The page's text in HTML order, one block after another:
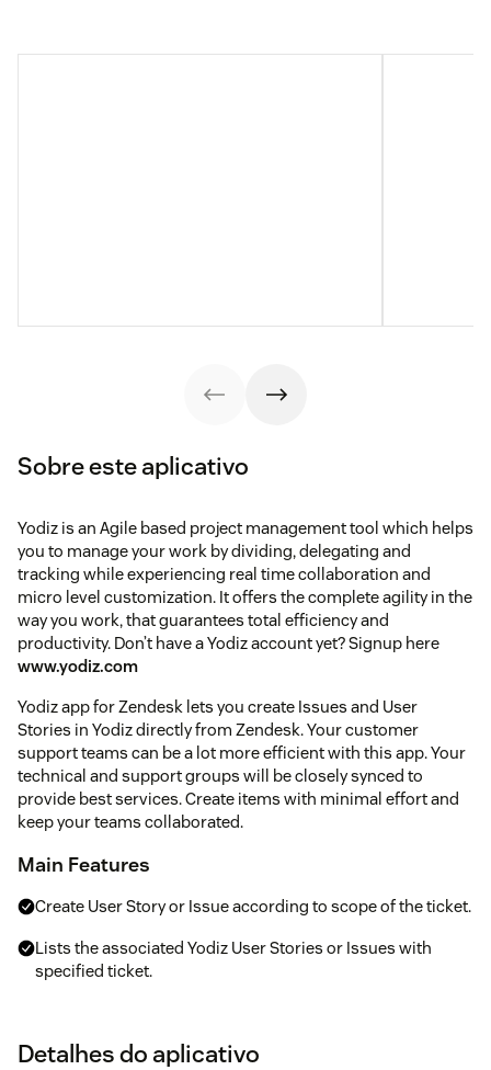
Sobre este aplicativo
Yodiz is an Agile based project management tool which helps
you to manage your work by dividing, delegating and
tracking while experiencing real time collaboration and
micro level customization. It offers the complete agility in the
way you work, that guarantees total efficiency and
productivity. Don’t have a Yodiz account yet? Signup here
www.yodiz.com
Yodiz app for Zendesk lets you create Issues and User
Stories in Yodiz directly from Zendesk. Your customer
support teams can be a lot more efficient with this app. Your
technical and support groups will be closely synced to
provide best services. Create items with minimal effort and
keep your teams collaborated.
Main Features
Create User Story or Issue according to scope of the ticket.
Lists the associated Yodiz User Stories or Issues with
specified ticket.
Detalhes do aplicativo